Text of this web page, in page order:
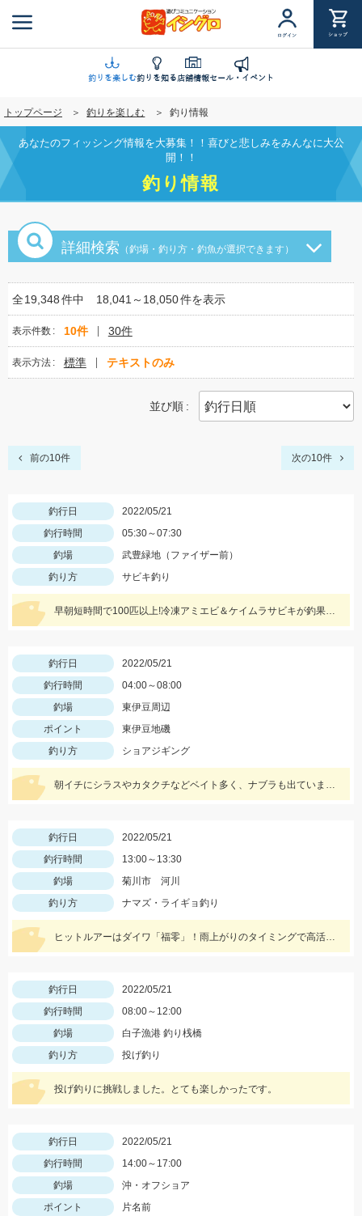
ン
に
移
動
ログイン ショップ
釣りを楽しむ釣りを知る店舗情報セール・イベント
トップページ 釣りを楽しむ 釣り情報
あなたのフィッシング情報を大募集！！喜びと悲しみをみんなに大公
開！！
釣り情報
詳細検索 （釣場・釣り方・釣魚が選択できます）
全19,348件中 18,041～18,050件を表示
表示件数 10件 30件
表示方法 標準 テキストのみ
並び順
前の10件 次の10件
釣行日
2022/05/21
釣行時間
05:30～07:30
釣場
武豊緑地（ファイザー前）
釣り方
サビキ釣り
早朝短時間で100匹以上!冷凍アミエビ＆ケイムラサビキが釣果のポイント!
釣行日
2022/05/21
釣行時間
04:00～08:00
釣場
東伊豆周辺
ポイント
東伊豆地磯
釣り方
ショアジギング
朝イチにシラスやカタクチなどベイト多く、ナブラも出ていましたが当たってきたのはサバでした。
釣行日
2022/05/21
釣行時間
13:00～13:30
釣場
菊川市 河川
釣り方
ナマズ・ライギョ釣り
ヒットルアーはダイワ「福零」！雨上がりのタイミングで高活性でした！
釣行日
2022/05/21
釣行時間
08:00～12:00
釣場
白子漁港 釣り桟橋
釣り方
投げ釣り
投げ釣りに挑戦しました。とても楽しかったです。
釣行日
2022/05/21
釣行時間
14:00～17:00
釣場
沖・オフショア
ポイント
片名前